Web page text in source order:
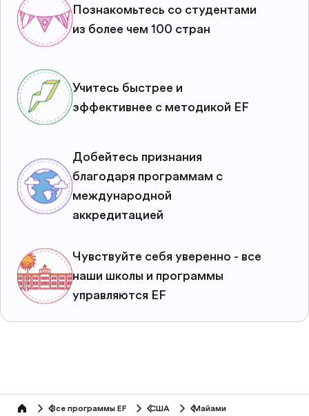
Познакомьтесь со студентами
из более чем 100 стран
Учитесь быстрее и
эффективнее с методикой EF
Добейтесь признания
благодаря программам с
международной
аккредитацией
Чувствуйте себя уверенно - все
наши школы и программы
управляются EF
home Все программы EF США Майами